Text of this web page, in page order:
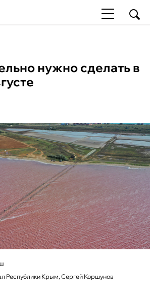
нужно сделать в
Республики Крым, Сергей Коршунов